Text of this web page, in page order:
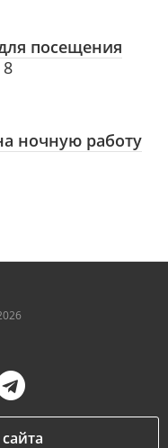
посещения
8
ночную работу